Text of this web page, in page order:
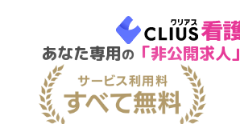
あなた専用の 「非公開求人」